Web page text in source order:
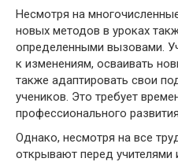
Несмотря на
новых методов в уроках
определенными вызовами.
к изменениям, осваивать
также адаптировать свои
учеников. Это требует
профессионального
Однако, несмотря на все
открывают перед учителями